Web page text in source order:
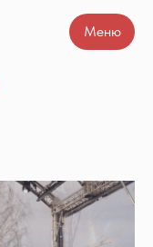
Меню
Меню